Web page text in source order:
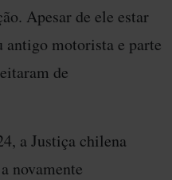
Apesar de ele estar
antigo motorista e parte
de
a Justiça chilena
novamente